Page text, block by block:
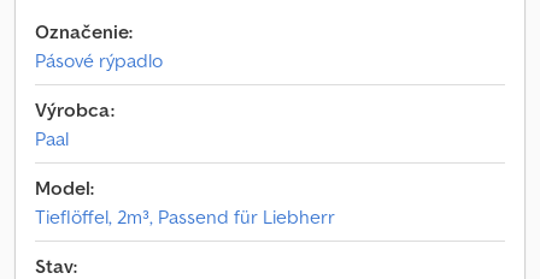
Označenie:
Pásové rýpadlo
Výrobca:
Paal
Model:
Tieflöffel, 2m³, Passend für Liebherr
Stav: